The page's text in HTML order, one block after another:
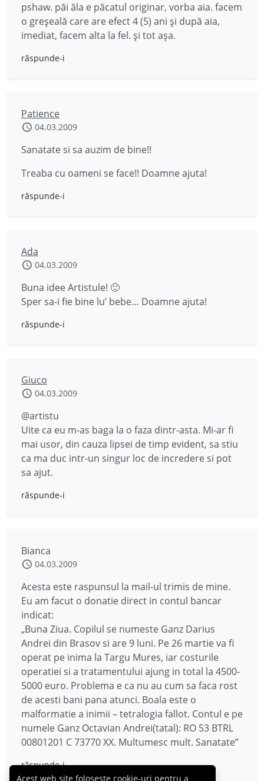
pshaw. păi ăla e păcatul originar, vorba aia. facem
o greşeală care are efect 4 (5) ani şi după aia,
imediat, facem alta la fel. şi tot aşa.
răspunde-i
Patience
04.03.2009
Sanatate si sa auzim de bine!!
Treaba cu oameni se face!! Doamne ajuta!
răspunde-i
Ada
04.03.2009
Buna idee Artistule! 🙂
Sper sa-i fie bine lu’ bebe… Doamne ajuta!
răspunde-i
Giuco
04.03.2009
@artistu
Uite ca eu m-as baga la o faza dintr-asta. Mi-ar fi
mai usor, din cauza lipsei de timp evident, sa stiu
ca ma duc intr-un singur loc de incredere si pot
sa ajut.
răspunde-i
Bianca
04.03.2009
Acesta este raspunsul la mail-ul trimis de mine.
Eu am facut o donatie direct in contul bancar
indicat:
„Buna Ziua. Copilul se numeste Ganz Darius
Andrei din Brasov si are 9 luni. Pe 26 martie va fi
operat pe inima la Targu Mures, iar costurile
operatiei si a tratamentului ajung in total la 4500-
5000 euro. Problema e ca nu au cum sa faca rost
de acesti bani pana atunci. Boala este o
malformatie a inimii – tetralogia fallot. Contul e pe
numele Ganz Octavian Andrei(tatal): RO 53 BTRL
00801201 C 73770 XX. Multumesc mult. Sanatate”
răspunde-i
Acest web site folosește cookie-uri pentru a